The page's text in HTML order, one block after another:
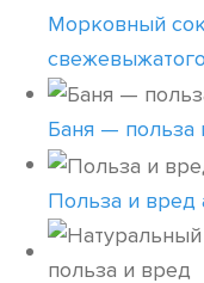
Морковный
Баня — польза
Польза и вред